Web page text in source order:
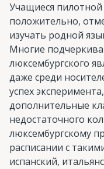
Учащиеся
положительно,
изучать родной
Многие
люксембургского
даже среди
успех
дополнительные
недостаточного
люксембургскому
расписании с
испанский,